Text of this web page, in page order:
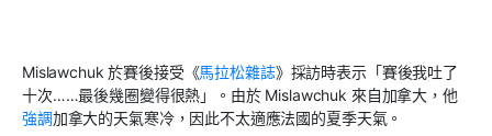
Mislawchuk於賽後接受《馬拉松雜誌》採訪時表示「賽後我吐了
十次……最後幾圈變得很熱」。由於Mislawchuk 來自加拿大，他
強調加拿大的天氣寒冷，因此不太適應法國的夏季天氣。